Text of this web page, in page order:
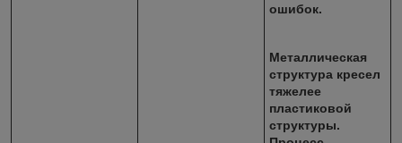
ошибок.
Металлическая
структура кресел
тяжелее
пластиковой
структуры.